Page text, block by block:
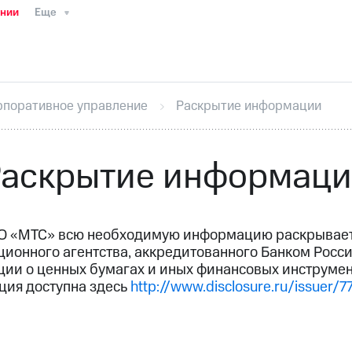
Еще
ИнтервьюФинансовая отчетность
секретарьРаскрытие информации
кабинет акционераАкционерный капитал
погашении именных облигацийДругое
управление Раскрытие информации
«МТС» всю необходимую информацию
агентства, аккредитованного Банком
о ценных бумагах и иных финансовых
доступна здесьhttp://www.disclosure.ru/issuer/